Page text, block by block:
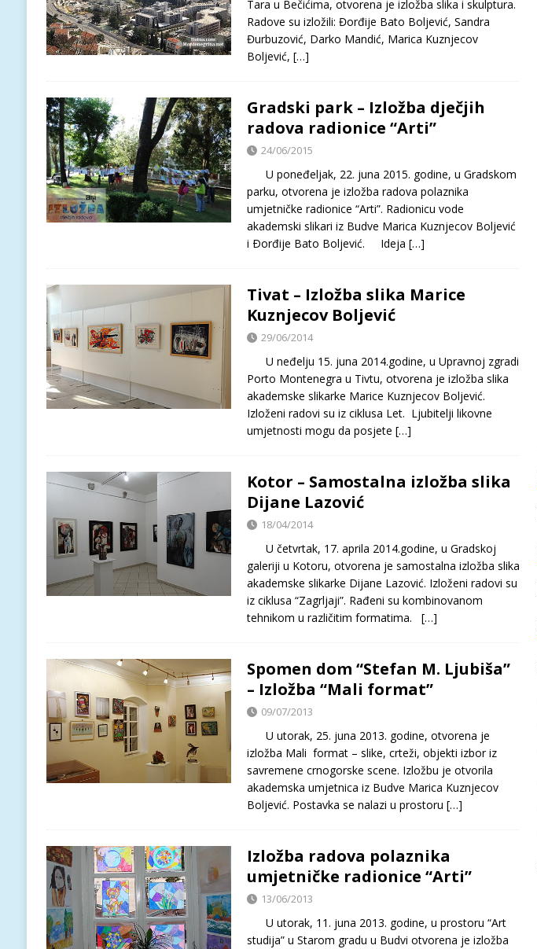
Tara u Bečićima, otvorena je izložba slika i skulptura.
Radove su izložili: Đorđije Bato Boljević, Sandra
Đurbuzović, Darko Mandić, Marica Kuznjecov
Boljević, […]
Gradski park – Izložba dječjih
radova radionice “Arti”
24/06/2015
U poneđeljak, 22. juna 2015. godine, u Gradskom
parku, otvorena je izložba radova polaznika
umjetničke radionice “Arti”. Radionicu vode
akademski slikari iz Budve Marica Kuznjecov Boljević
i Ðorđije Bato Boljević. Ideja […]
Tivat – Izložba slika Marice
Kuznjecov Boljević
29/06/2014
U neđelju 15. juna 2014.godine, u Upravnoj zgradi
Porto Montenegra u Tivtu, otvorena je izložba slika
akademske slikarke Marice Kuznjecov Boljević.
Izloženi radovi su iz ciklusa Let. Ljubitelji likovne
umjetnosti mogu da posjete […]
Kotor – Samostalna izložba slika
Dijane Lazović
18/04/2014
U četvrtak, 17. aprila 2014.godine, u Gradskoj
galeriji u Kotoru, otvorena je samostalna izložba slika
akademske slikarke Dijane Lazović. Izloženi radovi su
iz ciklusa “Zagrljaji”. Rađeni su kombinovanom
tehnikom u različitim formatima. […]
Spomen dom “Stefan M. Ljubiša”
– Izložba “Mali format”
09/07/2013
U utorak, 25. juna 2013. godine, otvorena je
izložba Mali format – slike, crteži, objekti izbor iz
savremene crnogorske scene. Izložbu je otvorila
akademska umjetnica iz Budve Marica Kuznjecov
Boljević. Postavka se nalazi u prostoru […]
Izložba radova polaznika
umjetničke radionice “Arti”
13/06/2013
U utorak, 11. juna 2013. godine, u prostoru “Art
studija” u Starom gradu u Budvi otvorena je izložba